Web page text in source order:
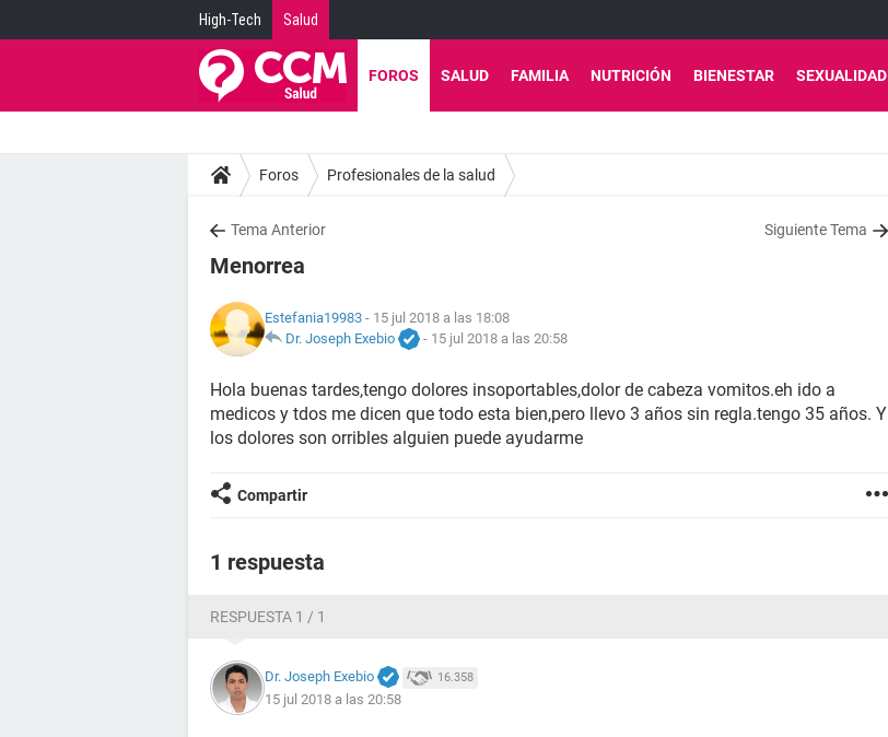
High-Tech Salud
FOROS SALUD FAMILIA NUTRICIÓN BIENESTAR SEXUALIDAD
Foros Profesionales de la salud
Tema Anterior Siguiente Tema
Menorrea
Estefania19983 - 15 jul 2018 a las 18:08
Dr. Joseph Exebio
- 15 jul 2018 a las 20:58
Hola buenas tardes,tengo dolores insoportables,dolor de cabeza vomitos.eh ido a
medicos y tdos me dicen que todo esta bien,pero llevo 3 años sin regla.tengo 35 años. Y
los dolores son orribles alguien puede ayudarme
Compartir
1 respuesta
RESPUESTA 1 / 1
Dr. Joseph Exebio 16.358
15 jul 2018 a las 20:58